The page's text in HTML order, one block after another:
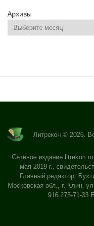
Архивы
Литрекон © 2026.
Сетевое издание
мая 2019 г.,
Главный редактор:
Московская обл., г. Клин,
916 275-71-33